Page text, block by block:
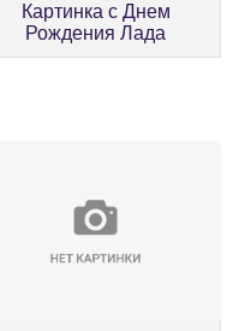
Картинка с Днем
Рождения Лада